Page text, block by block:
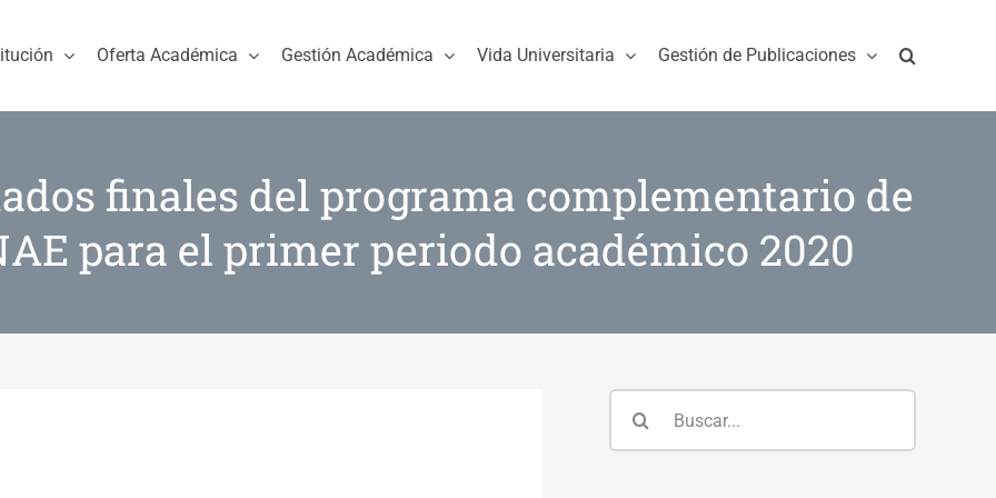
Oferta Académica Gestión Académica Vida Universitaria Gestión de Publicaciones
finales del programa complementario de
para el primer periodo académico 2020